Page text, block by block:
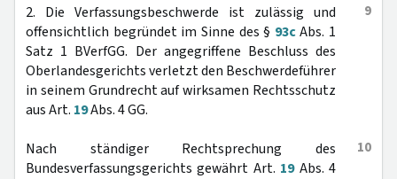
9
2. Die Verfassungsbeschwerde ist zulässig und
offensichtlich begründet im Sinne des § 93cAbs. 1
Satz 1 BVerfGG. Der angegriffene Beschluss des
Oberlandesgerichts verletzt den Beschwerdeführer
in seinem Grundrecht auf wirksamen Rechtsschutz
aus Art. 19Abs. 4 GG.
10
Nach ständiger Rechtsprechung des
Bundesverfassungsgerichts gewährt Art. 19Abs. 4